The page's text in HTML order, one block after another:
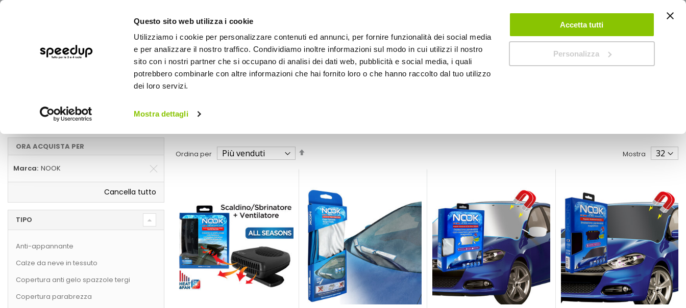
Questo sito web utilizza i cookie
Utilizziamo i cookie per personalizzare contenuti ed annunci, per fornire funzionalità dei social media
e per analizzare il nostro traffico. Condividiamo inoltre informazioni sul modo in cui utilizzi il nostro
sito con i nostri partner che si occupano di analisi dei dati web, pubblicità e social media, i quali
potrebbero combinarle con altre informazioni che hai fornito loro o che hanno raccolto dal tuo utilizzo
dei loro servizi.
Mostra dettagli
Accetta tutti
Personalizza
ACCEDI CREA UN ACCOUNT CONTATTACI
BICI OUTDOOR
Auto Inverno
Inverno NOOK
Ordina per Mostra
ORA ACQUISTA PER
Marca NOOK
Cancella tutto
TIPO
Anti-appannante
Calze da neve in tessuto
Copertura anti gelo spazzole tergi
Copertura parabrezza